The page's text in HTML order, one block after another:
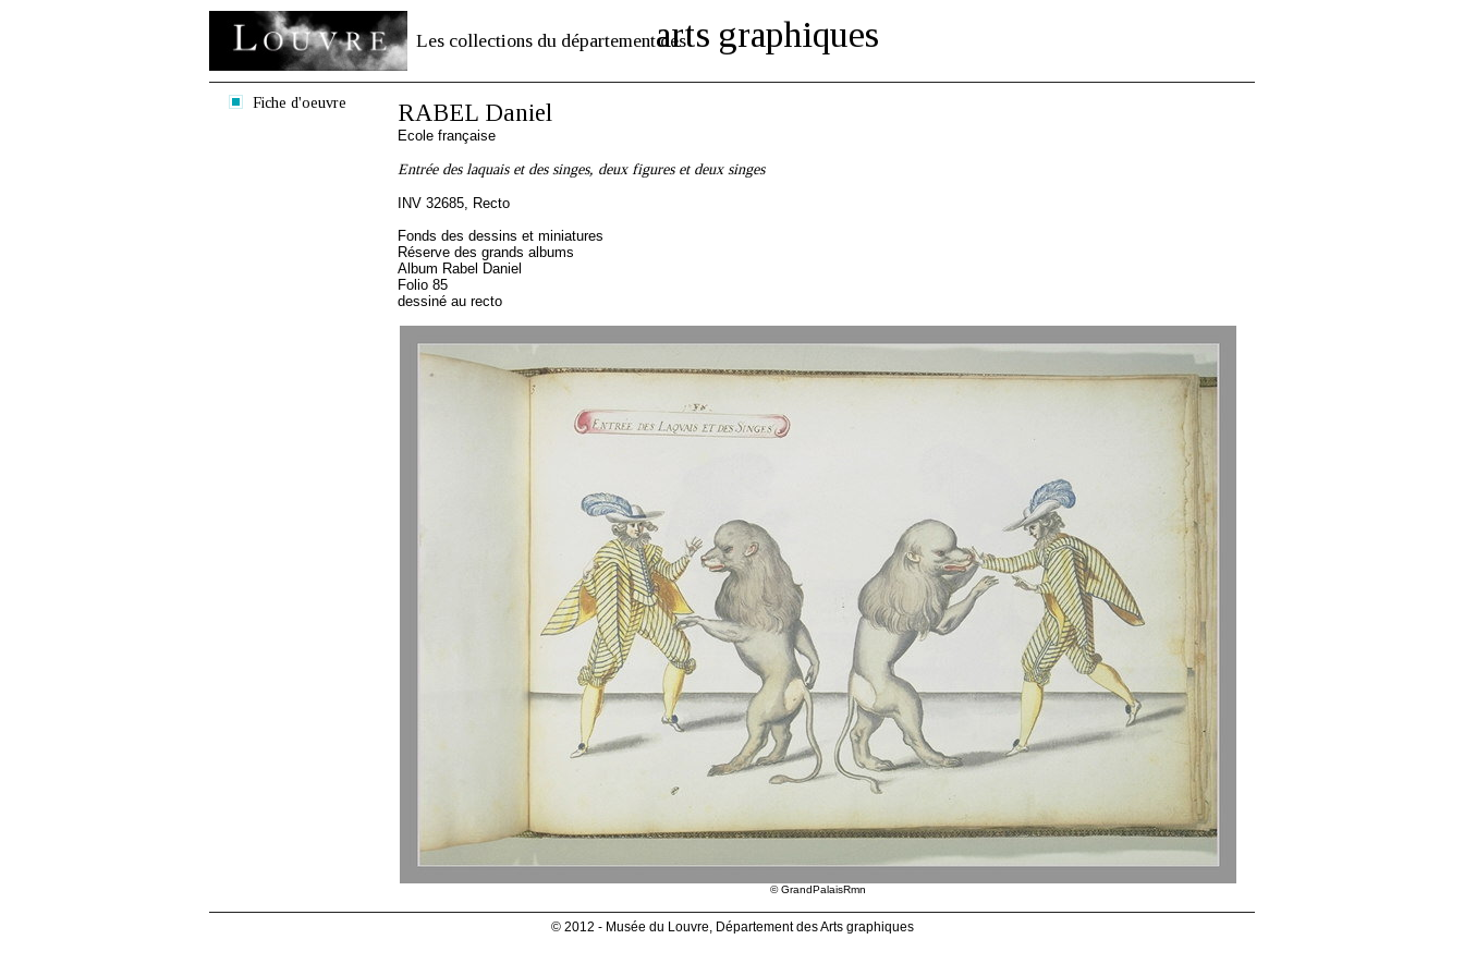
Les collections du département desarts graphiques
Fiche d'oeuvre RABEL Daniel
Ecole française
Entrée des laquais et des singes, deux figures et deux singes
INV 32685, Recto
Fonds des dessins et miniatures
Réserve des grands albums
Album Rabel Daniel
Folio 85
dessiné au recto
© GrandPalaisRmn
© 2012 - Musée du Louvre, Département des Arts graphiques